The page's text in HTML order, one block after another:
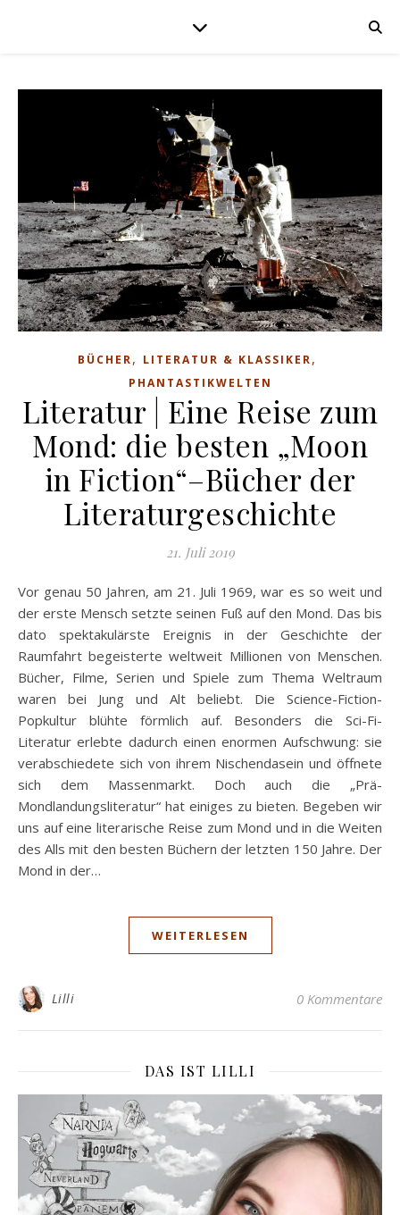
BÜCHER, LITERATUR & KLASSIKER,
PHANTASTIKWELTEN
Literatur | Eine Reise zum
Mond: die besten „Moon
in Fiction“–Bücher der
Literaturgeschichte
21. Juli 2019
Vor genau 50 Jahren, am 21. Juli 1969, war es so weit und
der erste Mensch setzte seinen Fuß auf den Mond. Das bis
dato spektakulärste Ereignis in der Geschichte der
Raumfahrt begeisterte weltweit Millionen von Menschen.
Bücher, Filme, Serien und Spiele zum Thema Weltraum
waren bei Jung und Alt beliebt. Die Science-Fiction-
Popkultur blühte förmlich auf. Besonders die Sci-Fi-
Literatur erlebte dadurch einen enormen Aufschwung: sie
verabschiedete sich von ihrem Nischendasein und öffnete
sich dem Massenmarkt. Doch auch die „Prä-
Mondlandungsliteratur“ hat einiges zu bieten. Begeben wir
uns auf eine literarische Reise zum Mond und in die Weiten
des Alls mit den besten Büchern der letzten 150 Jahre. Der
Mond in der…
WEITERLESEN
Lilli 0 Kommentare
DAS IST LILLI